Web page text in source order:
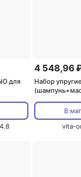
для
4.8
4 548,96
Набор
500мл+300мл
В
vita-